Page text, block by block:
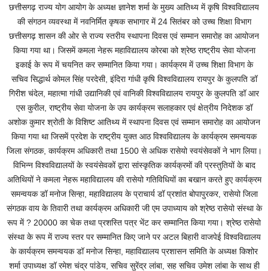
छत्तीसगढ़ राज्य योग आयोग के अध्यक्ष ज्ञानेश शर्मा के मुख्य आतिथ्य में कृषि विश्वविद्यालय
की संगठन व्यवस्था में नवनिर्मित कृषक सभागार में 24 सितंबर को उच्च शिक्षा विभाग
छत्तीसगढ़ शासन की ओर से राज्य स्तरीय स्थापना दिवस एवं सम्मान समारोह का आयोजन
किया गया था। जिसमें कमला नेहरू महाविद्यालय कोरबा को श्रेष्ठ राष्ट्रीय सेवा योजना
इकाई के रूप में चयनित कर सम्मानित किया गया। कार्यक्रम में उच्च शिक्षा विभाग के
सचिव सिद्धार्थ कोमल सिंह परदेसी, इंदिरा गांधी कृषि विश्वविद्यालय रायपुर के कुलपति डॉ
गिरीश चंदेल, महात्मा गांधी उद्यानिकी एवं वानिकी विश्वविद्यालय रायपुर के कुलपति डॉ आर
एस कुरील, राष्ट्रीय सेवा योजना के उप कार्यक्रम सलाहकार एवं क्षेत्रीय निदेशक डॉ
अशोक कुमार श्रोती के विशिष्ट आतिथ्य में स्थापना दिवस एवं सम्मान समारोह का आयोजन
किया गया था जिसमें प्रदेश के राष्ट्रीय युक्त आठ विश्वविद्यालय के कार्यक्रम समन्वयक
जिला संगठक, कार्यक्रम अधिकारी तथा 1500 से अधिक रासेयो स्वयंसेवकों ने भाग लिया।
विभिन्न विश्वविद्यालयों के स्वयंसेवकों द्वारा सांस्कृतिक कार्यक्रमों की प्रस्तुतियों के बाद
अतिथियों ने कमला नेहरू महाविद्यालय की रासेयो गतिविधियों का बखान करते हुए कार्यक्रम
समन्वयक डॉ मनोज सिन्हा, महाविद्यालय के प्राचार्य डॉ प्रशांत बोपापुरकर, रासेयो जिला
संगठक वाय के तिवारी तथा कार्यक्रम अधिकारी जी एम उपाध्याय को श्रेष्ठ रासेयो संस्था के
रूप में ? 20000 का चेक तथा प्रशस्ति पत्र भेंट कर सम्मानित किया गया। श्रेष्ठ रासेयो
संस्था के रूप में राज्य स्तर पर सम्मानित किए जाने पर अटल बिहारी वाजपेई विश्वविद्यालय
के कार्यक्रम समन्वयक डॉ मनोज सिन्हा, महाविद्यालय प्रशासन समिति के अध्यक्ष किशोर
शर्मा उपाध्यक्ष डॉ रमेश चंद्र पांडेय, सचिव सुरेंद्र लांबा, सह सचिव उमेश लांबा के साथ ही